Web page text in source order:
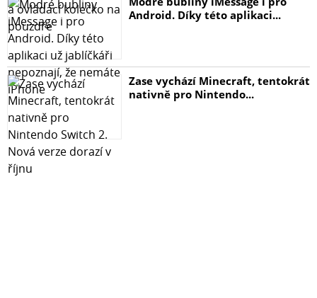
Android. Díky této aplikaci...
Zase vychází Minecraft, tentokrát
nativně pro Nintendo...